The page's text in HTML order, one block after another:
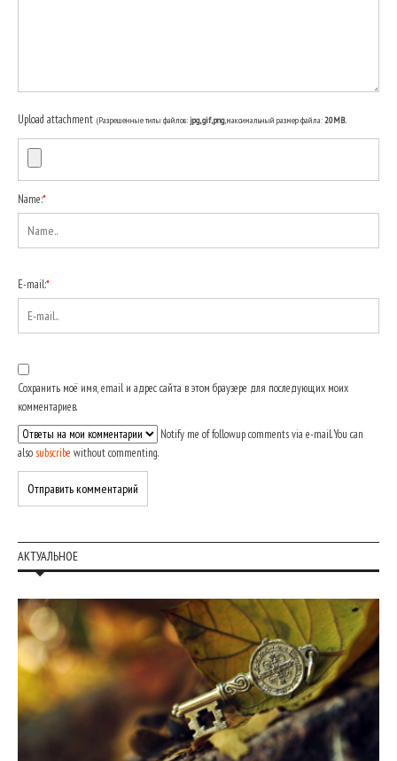
Upload attachment (Разрешенные типы файлов:jpg, gif, png, максимальный размер файла:20MB.
Name:*
E-mail:*
Сохранить моё имя, email и адрес сайта в этом браузере для последующих моих
комментариев.
Notify me of followup comments via e-mail. You can
also subscribe without commenting.
АКТУАЛЬНОЕ